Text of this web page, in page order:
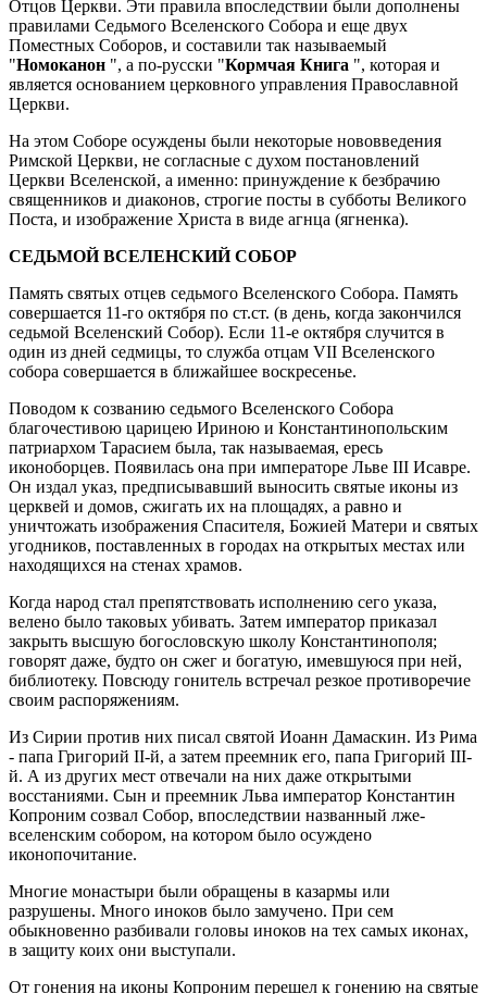
Отцов Церкви. Эти правила впоследствии были дополнены
правилами Седьмого Вселенского Собора и еще двух
Поместных Соборов, и составили так называемый
"Номоканон ", а по-русски "Кормчая Книга ", которая и
является основанием церковного управления Православной
Церкви.
На этом Соборе осуждены были некоторые нововведения
Римской Церкви, не согласные с духом постановлений
Церкви Вселенской, а именно: принуждение к безбрачию
священников и диаконов, строгие посты в субботы Великого
Поста, и изображение Христа в виде агнца (ягненка).
СЕДЬМОЙ ВСЕЛЕНСКИЙ СОБОР
Память святых отцев седьмого Вселенского Собора. Память
совершается 11-го октября по ст.ст. (в день, когда закончился
седьмой Вселенский Собор). Если 11-е октября случится в
один из дней седмицы, то служба отцам VII Вселенского
собора совершается в ближайшее воскресенье.
Поводом к созванию седьмого Вселенского Собора
благочестивою царицею Ириною и Константинопольским
патриархом Тарасием была, так называемая, ересь
иконоборцев. Появилась она при императоре Льве III Исавре.
Он издал указ, предписывавший выносить святые иконы из
церквей и домов, сжигать их на площадях, а равно и
уничтожать изображения Спасителя, Божией Матери и святых
угодников, поставленных в городах на открытых местах или
находящихся на стенах храмов.
Когда народ стал препятствовать исполнению сего указа,
велено было таковых убивать. Затем император приказал
закрыть высшую богословскую школу Константинополя;
говорят даже, будто он сжег и богатую, имевшуюся при ней,
библиотеку. Повсюду гонитель встречал резкое противоречие
своим распоряжениям.
Из Сирии против них писал святой Иоанн Дамаскин. Из Рима
- папа Григорий II-й, а затем преемник его, папа Григорий III-
й. А из других мест отвечали на них даже открытыми
восстаниями. Сын и преемник Льва император Константин
Копроним созвал Собор, впоследствии названный лже-
вселенским собором, на котором было осуждено
иконопочитание.
Многие монастыри были обращены в казармы или
разрушены. Много иноков было замучено. При сем
обыкновенно разбивали головы иноков на тех самых иконах,
в защиту коих они выступали.
От гонения на иконы Копроним перешел к гонению на святые